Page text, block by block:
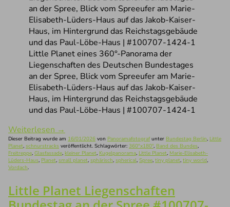
Little Planet eines 360°-Panorama der
Liegenschaften des Deutschen Bundestages
an der Spree, Blick vom Spreeufer am Marie-
Elisabeth-Lüders-Haus auf das Jakob-Kaiser-
Haus, im Hintergrund das Reichstagsgebäude
und das Paul-Löbe-Haus | #100707-1424-1
Weiterlesen →
Dieser Beitrag wurde am 16/01/2026 von Panoramafotografunter Bundestag Berlin, Little
Planet, schnurstracks veröffentlicht. Schlagwörter: 360°x180°, Band des Bundes,
Freitreppe, Glasfassade, kleiner Planet, Kugelpanorama, Little Planet, Marie-Elisabeth-
Lüders-Haus, Planet, small planet, sphärisch, spherical, Spree, tiny planet, tiny world,
Vordach.
Little Planet Liegenschaften